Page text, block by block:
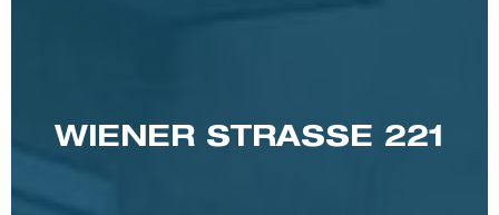
WIENER STRASSE 221